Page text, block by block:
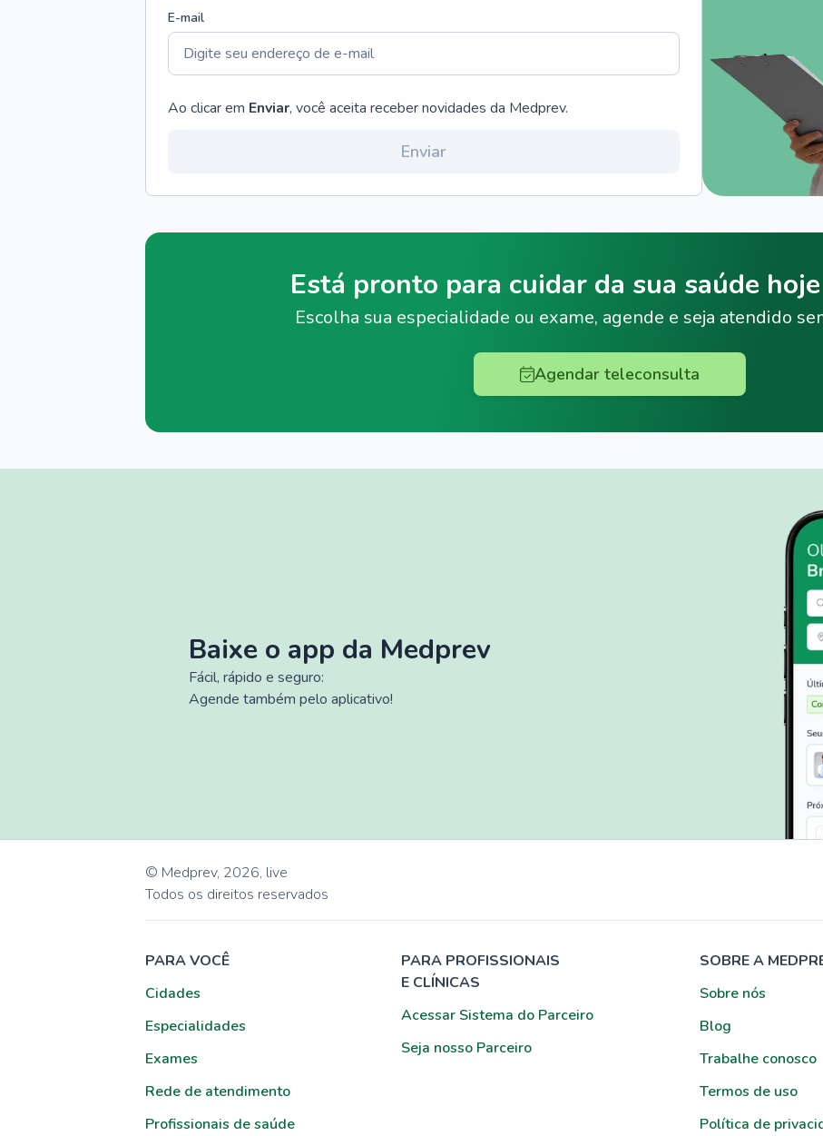
E-mail
Ao clicar em Enviar, você aceita receber novidades da Medprev.
Enviar
Está pronto para cuidar da sua saúde
Escolha sua especialidade ou exame, agende e seja atendido
Agendar teleconsulta
Baixe o app da Medprev
Fácil, rápido e seguro:
Agende também pelo aplicativo!
© Medprev, 2026, live
Todos os direitos reservados
PARA VOCÊ
Cidades
Especialidades
Exames
Rede de atendimento
Profissionais de saúde
PARA PROFISSIONAIS
E CLÍNICAS
Acessar Sistema do Parceiro
Seja nosso Parceiro
SOBRE A
Sobre nós
Blog
Trabalhe conosco
Termos de uso
Política de